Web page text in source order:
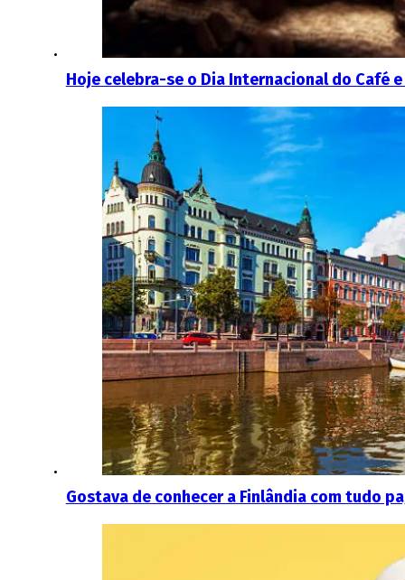
Hoje celebra-se o Dia Internacional do Café
Gostava de conhecer a Finlândia com tudo